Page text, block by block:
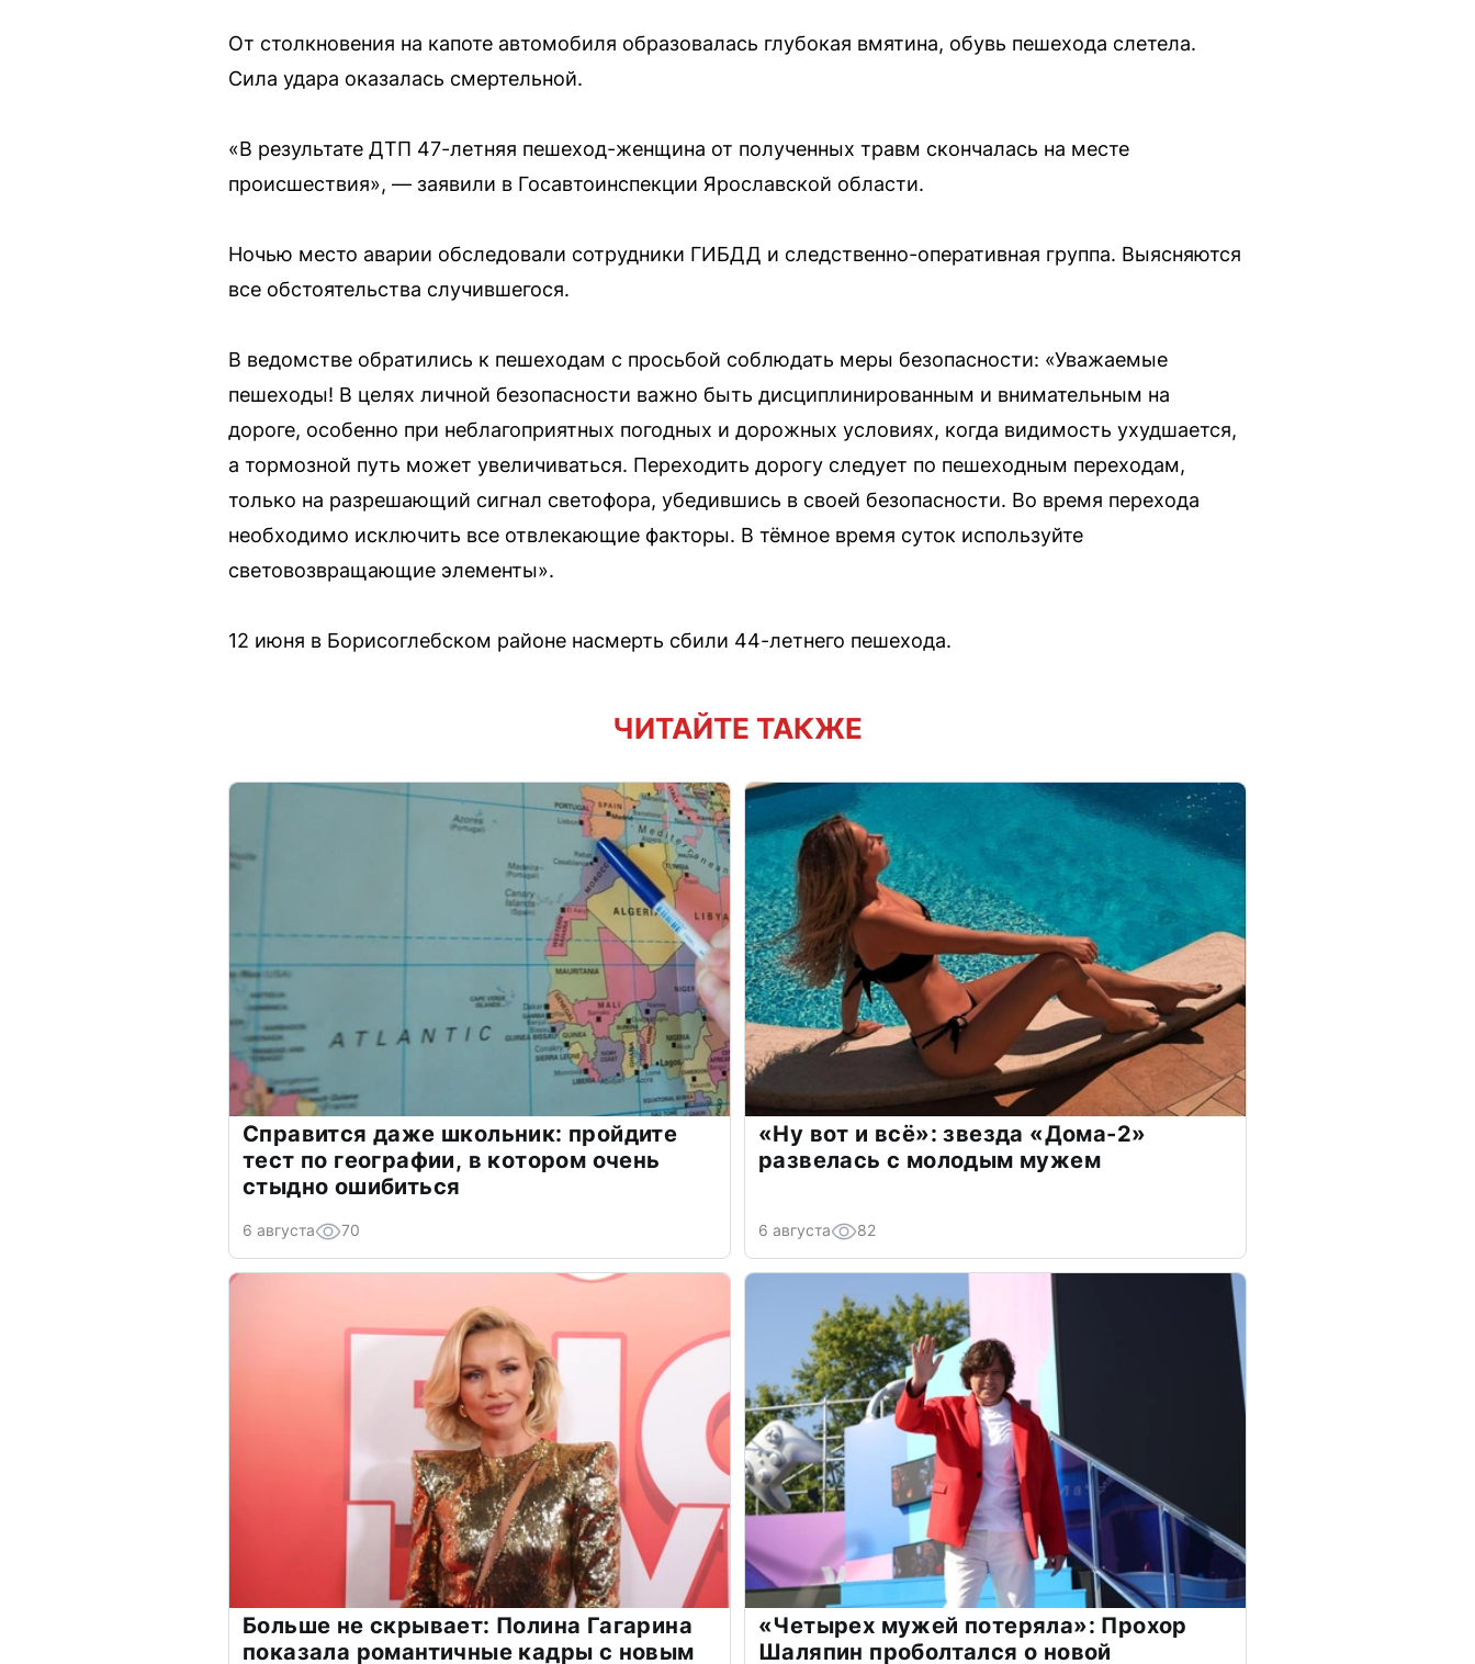
От столкновения на капоте автомобиля образовалась глубокая вмятина, обувь пешехода слетела.
Сила удара оказалась смертельной.
«В результате ДТП 47-летняя пешеход-женщина от полученных травм скончалась на месте
происшествия», — заявили в Госавтоинспекции Ярославской области.
Ночью место аварии обследовали сотрудники ГИБДД и следственно-оперативная группа. Выясняются
все обстоятельства случившегося.
В ведомстве обратились к пешеходам с просьбой соблюдать меры безопасности: «Уважаемые
пешеходы! В целях личной безопасности важно быть дисциплинированным и внимательным на
дороге, особенно при неблагоприятных погодных и дорожных условиях, когда видимость ухудшается,
а тормозной путь может увеличиваться. Переходить дорогу следует по пешеходным переходам,
только на разрешающий сигнал светофора, убедившись в своей безопасности. Во время перехода
необходимо исключить все отвлекающие факторы. В тёмное время суток используйте
световозвращающие элементы».
12 июня в Борисоглебском районе насмерть сбили 44-летнего пешехода.
ЧИТАЙТЕ ТАКЖЕ
Справится даже школьник: пройдите
тест по географии, в котором очень
стыдно ошибиться
6 августа 70
«Ну вот и всё»: звезда «Дома-2»
развелась с молодым мужем
6 августа 82
Больше не скрывает: Полина Гагарина
показала романтичные кадры с новым
«Четырех мужей потеряла»: Прохор
Шаляпин проболтался о новой